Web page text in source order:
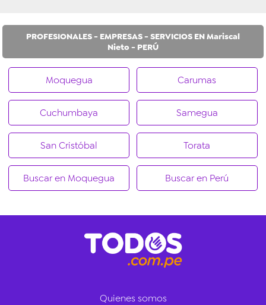
PROFESIONALES - EMPRESAS - SERVICIOS EN Mariscal
Nieto - PERÚ
Moquegua Carumas
Cuchumbaya Samegua
San Cristóbal Torata
Buscar en Moquegua Buscar en Perú
Quienes somos